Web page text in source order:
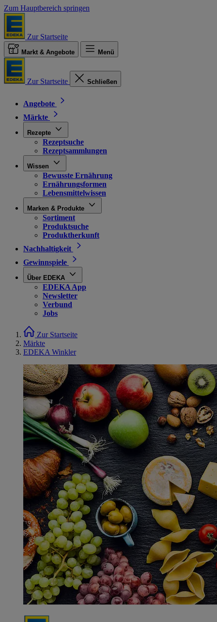
Zum Hauptbereich springen
Zur Startseite
Markt & Angebote Menü
Zur Startseite Schließen
Angebote
Märkte
Rezepte
Rezeptsuche
Rezeptsammlungen
Wissen
Bewusste Ernährung
Ernährungsformen
Lebensmittelwissen
Marken & Produkte
Sortiment
Produktsuche
Produktherkunft
Nachhaltigkeit
Gewinnspiele
Über EDEKA
EDEKA App
Newsletter
Verbund
Jobs
Zur Startseite
Märkte
EDEKA Winkler